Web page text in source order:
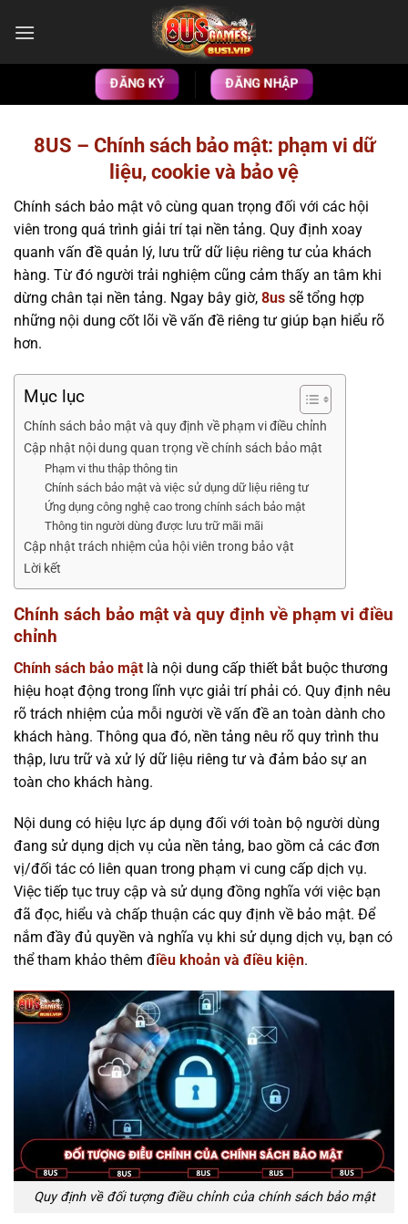
qua
ĐĂNG KÝ ĐĂNG NHẬP
8US – Chính sách bảo mật: phạm vi dữ
liệu, cookie và bảo vệ
Chính sách bảo mật vô cùng quan trọng đối với các hội
viên trong quá trình giải trí tại nền tảng. Quy định xoay
quanh vấn đề quản lý, lưu trữ dữ liệu riêng tư của khách
hàng. Từ đó người trải nghiệm cũng cảm thấy an tâm khi
dừng chân tại nền tảng. Ngay bây giờ, 8us sẽ tổng hợp
những nội dung cốt lõi về vấn đề riêng tư giúp bạn hiểu rõ
hơn.
Mục lục
Chính sách bảo mật và quy định về phạm vi điều chỉnh
Cập nhật nội dung quan trọng về chính sách bảo mật
Phạm vi thu thập thông tin
Chính sách bảo mật và việc sử dụng dữ liệu riêng tư
Ứng dụng công nghệ cao trong chính sách bảo mật
Thông tin người dùng được lưu trữ mãi mãi
Cập nhật trách nhiệm của hội viên trong bảo vật
Lời kết
Chính sách bảo mật và quy định về phạm vi điều
chỉnh
Chính sách bảo mật là nội dung cấp thiết bắt buộc thương
hiệu hoạt động trong lĩnh vực giải trí phải có. Quy định nêu
rõ trách nhiệm của mỗi người về vấn đề an toàn dành cho
khách hàng. Thông qua đó, nền tảng nêu rõ quy trình thu
thập, lưu trữ và xử lý dữ liệu riêng tư và đảm bảo sự an
toàn cho khách hàng.
Nội dung có hiệu lực áp dụng đối với toàn bộ người dùng
đang sử dụng dịch vụ của nền tảng, bao gồm cả các đơn
vị/đối tác có liên quan trong phạm vi cung cấp dịch vụ.
Việc tiếp tục truy cập và sử dụng đồng nghĩa với việc bạn
đã đọc, hiểu và chấp thuận các quy định về bảo mật. Để
nắm đầy đủ quyền và nghĩa vụ khi sử dụng dịch vụ, bạn có
thể tham khảo thêm điều khoản và điều kiện.
Quy định về đối tượng điều chỉnh của chính sách bảo mật